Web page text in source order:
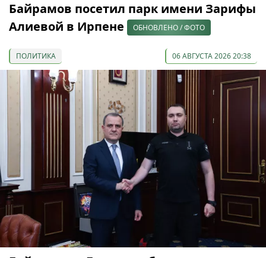
Байрамов посетил парк имени Зарифы
Алиевой в Ирпене
ОБНОВЛЕНО / ФОТО
ПОЛИТИКА 06 АВГУСТА 2026 20:38